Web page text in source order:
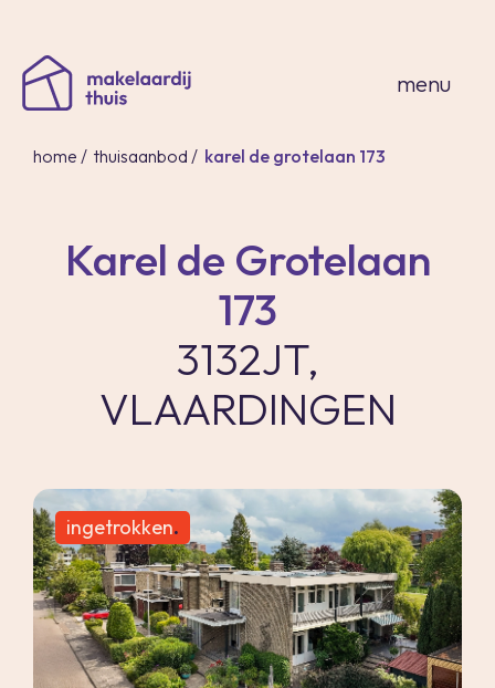
menu
sluiten
home
thuisaanbod
over ons
thuis in spanje
maak een afspraak
home / thuisaanbod / karel de grotelaan 173
Karel de Grotelaan
173
3132JT,
VLAARDINGEN
ingetrokken.